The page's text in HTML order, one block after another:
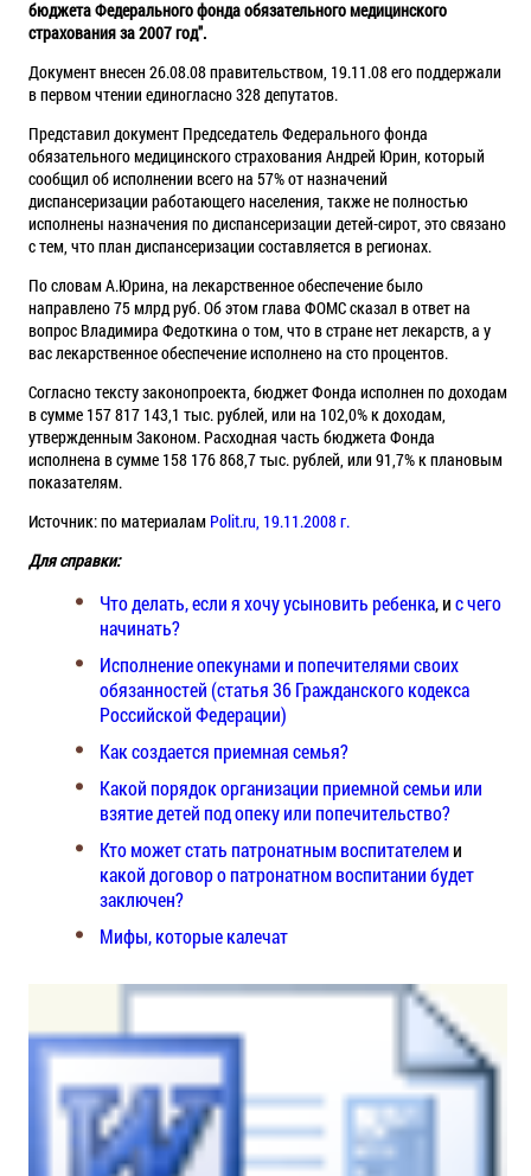
бюджета Федерального фонда обязательного медицинского
страхования за 2007 год".
Документ внесен 26.08.08 правительством, 19.11.08 его поддержали
в первом чтении единогласно 328 депутатов.
Представил документ Председатель Федерального фонда
обязательного медицинского страхования Андрей Юрин, который
сообщил об исполнении всего на 57% от назначений
диспансеризации работающего населения, также не полностью
исполнены назначения по диспансеризации детей-сирот, это связано
с тем, что план диспансеризации составляется в регионах.
По словам А.Юрина, на лекарственное обеспечение было
направлено 75 млрд руб. Об этом глава ФОМС сказал в ответ на
вопрос Владимира Федоткина о том, что в стране нет лекарств, а у
вас лекарственное обеспечение исполнено на сто процентов.
Согласно тексту законопроекта, бюджет Фонда исполнен по доходам
в сумме 157 817 143,1 тыс. рублей, или на 102,0% к доходам,
утвержденным Законом. Расходная часть бюджета Фонда
исполнена в сумме 158 176 868,7 тыс. рублей, или 91,7% к плановым
показателям.
Источник: по материалам Polit.ru, 19.11.2008 г.
Для справки:
Что делать, если я хочу усыновить ребенка, ис чего
начинать?
Исполнение опекунами и попечителями своих
обязанностей (статья 36 Гражданского кодекса
Российской Федерации)
Как создается приемная семья?
Какой порядок организации приемной семьи или
взятие детей под опеку или попечительство?
Кто может стать патронатным воспитателеми
какой договор о патронатном воспитании будет
заключен?
Мифы, которые калечат